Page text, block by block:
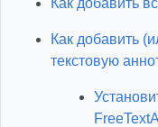
Как добавить
Как добавить
текстовую